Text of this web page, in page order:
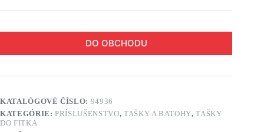
DO OBCHODU
KATALÓGOVÉ ČÍSLO: 94936
KATEGÓRIE:PRÍSLUŠENSTVO, TAŠKY A BATOHY,TAŠKY
DO FITKA